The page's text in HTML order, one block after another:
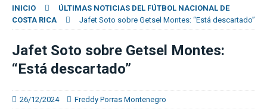
INICIO
ÚLTIMAS NOTICIAS DEL FÚTBOL NACIONAL DE
COSTA RICA
Jafet Soto sobre Getsel Montes: “Está descartado”
Jafet Soto sobre Getsel Montes:
“Está descartado”
26/12/2024 Freddy Porras Montenegro